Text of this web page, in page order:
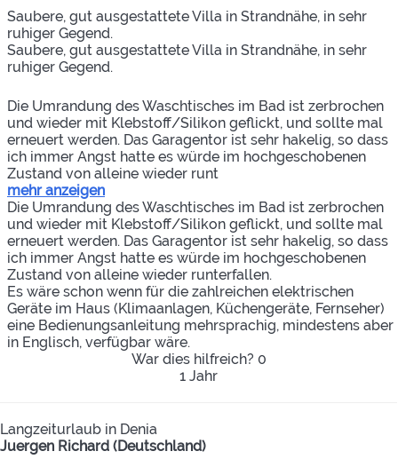
Saubere, gut ausgestattete Villa in Strandnähe, in sehr
ruhiger Gegend.
Saubere, gut ausgestattete Villa in Strandnähe, in sehr
ruhiger Gegend.
Die Umrandung des Waschtisches im Bad ist zerbrochen
und wieder mit Klebstoff/Silikon geflickt, und sollte mal
erneuert werden. Das Garagentor ist sehr hakelig, so dass
ich immer Angst hatte es würde im hochgeschobenen
Zustand von alleine wieder runt
mehr anzeigen
Die Umrandung des Waschtisches im Bad ist zerbrochen
und wieder mit Klebstoff/Silikon geflickt, und sollte mal
erneuert werden. Das Garagentor ist sehr hakelig, so dass
ich immer Angst hatte es würde im hochgeschobenen
Zustand von alleine wieder runterfallen.
Es wäre schon wenn für die zahlreichen elektrischen
Geräte im Haus (Klimaanlagen, Küchengeräte, Fernseher)
eine Bedienungsanleitung mehrsprachig, mindestens aber
in Englisch, verfügbar wäre.
War dies hilfreich? 0
1 Jahr
Langzeiturlaub in Denia
Juergen Richard (Deutschland)